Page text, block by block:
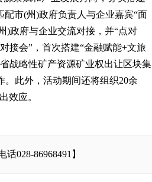
市(州)政府负责人与企业嘉宾“面
)政府与企业交流对接，并“点对
接会”，首次搭建“金融赋能+文旅
战略性矿产资源矿业权出让区块集
此外，活动期间还将组织20余
效应。
028-86968491】